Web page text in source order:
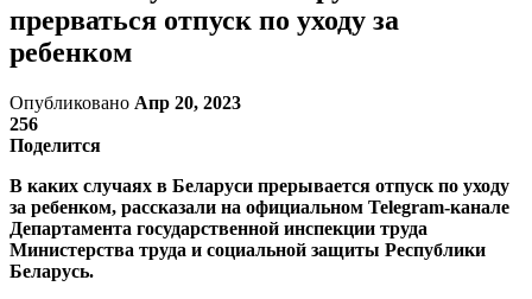
прерваться отпуск по уходу за
ребенком
Опубликовано Апр 20, 2023
256
Поделится
В каких случаях в Беларуси прерывается отпуск по уходу
за ребенком, рассказали на официальном Telegram-канале
Департамента государственной инспекции труда
Министерства труда и социальной защиты Республики
Беларусь.